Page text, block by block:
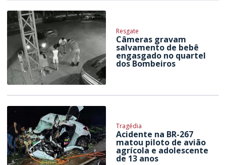
Resgate
Câmeras gravam
salvamento de bebê
engasgado no quartel
dos Bombeiros
Tragédia
Acidente na BR-267
matou piloto de avião
agrícola e adolescente
de 13 anos